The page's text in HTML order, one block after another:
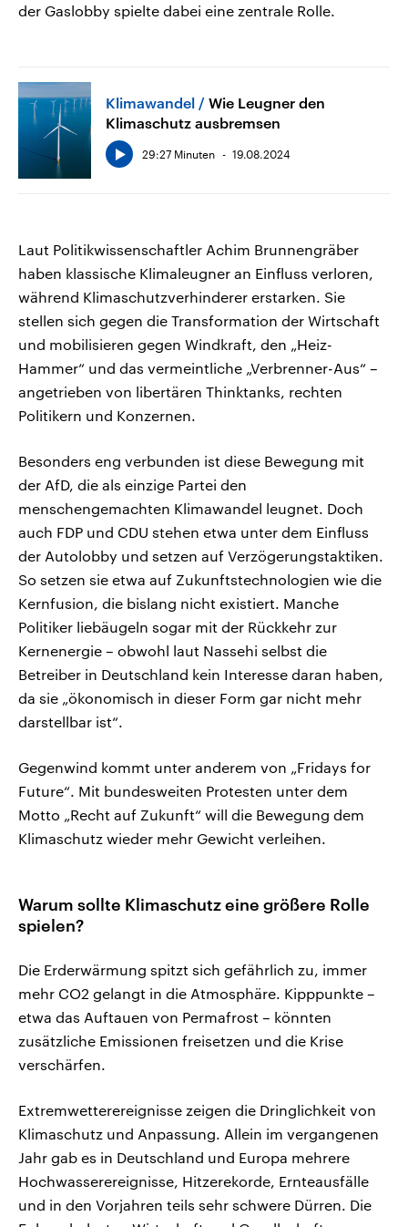
der Gaslobby spielte dabei eine zentrale Rolle.
Klimawandel
Wie Leugner den
Klimaschutz ausbremsen
29:27 Minuten 19.08.2024
Laut Politikwissenschaftler Achim Brunnengräber
haben klassische Klimaleugner an Einfluss verloren,
während Klimaschutzverhinderer erstarken. Sie
stellen sich gegen die Transformation der Wirtschaft
und mobilisieren gegen Windkraft, den „Heiz-
Hammer“ und das vermeintliche „Verbrenner-Aus“ –
angetrieben von libertären Thinktanks, rechten
Politikern und Konzernen.
Besonders eng verbunden ist diese Bewegung mit
der AfD, die als einzige Partei den
menschengemachten Klimawandel leugnet. Doch
auch FDP und CDU stehen etwa unter dem Einfluss
der Autolobby und setzen auf Verzögerungstaktiken.
So setzen sie etwa auf Zukunftstechnologien wie die
Kernfusion, die bislang nicht existiert. Manche
Politiker liebäugeln sogar mit der Rückkehr zur
Kernenergie – obwohl laut Nassehi selbst die
Betreiber in Deutschland kein Interesse daran haben,
da sie „ökonomisch in dieser Form gar nicht mehr
darstellbar ist“.
Gegenwind kommt unter anderem von „Fridays for
Future“. Mit bundesweiten Protesten unter dem
Motto „Recht auf Zukunft“ will die Bewegung dem
Klimaschutz wieder mehr Gewicht verleihen.
Warum sollte Klimaschutz eine größere Rolle
spielen?
Die Erderwärmung spitzt sich gefährlich zu, immer
mehr CO2 gelangt in die Atmosphäre. Kipppunkte –
etwa das Auftauen von Permafrost – könnten
zusätzliche Emissionen freisetzen und die Krise
verschärfen.
Extremwetterereignisse zeigen die Dringlichkeit von
Klimaschutz und Anpassung. Allein im vergangenen
Jahr gab es in Deutschland und Europa mehrere
Hochwasserereignisse, Hitzerekorde, Ernteausfälle
und in den Vorjahren teils sehr schwere Dürren. Die